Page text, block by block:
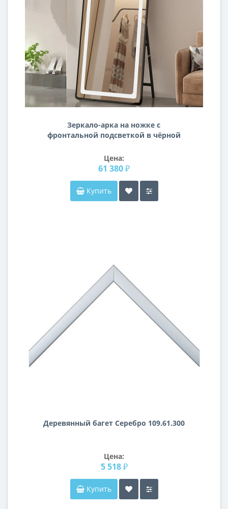
Зеркало-арка на ножке с
фронтальной подсветкой в чёрной
Цена:
61 380 ₽
Купить
Деревянный багет Серебро 109.61.300
Цена:
5 518 ₽
Купить